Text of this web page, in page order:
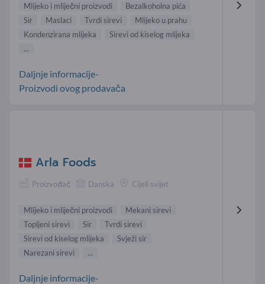
Mlijeko i mliječni proizvodi
Bezalkoholna pića
Sir
Maslaci Tvrdi sirevi
Mlijeko u prahu
Kondenzirana mlijeka
Sirevi od kiselog mlijeka
...
Daljnje informacije-
Proizvodi ovog prodavača
Arla Foods
Proizvođač Danska Cijeli svijet
Mlijeko i mliječni proizvodi
Mekani sirevi
Topljeni sirevi
Sir
Tvrdi sirevi
Sirevi od kiselog mlijeka
Svježi sir
Narezani sirevi
...
Daljnje informacije-